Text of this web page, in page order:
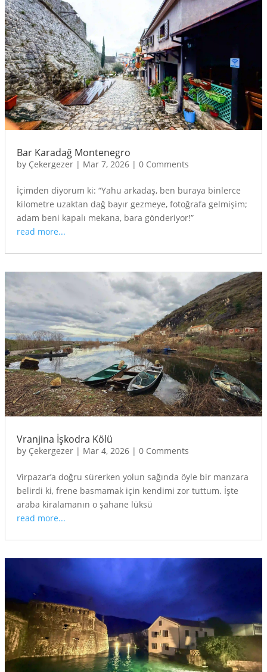
Bar Karadağ Montenegro
by Çekergezer| Mar 7, 2026| 0 Comments
İçimden diyorum ki: “Yahu arkadaş, ben buraya binlerce
kilometre uzaktan dağ bayır gezmeye, fotoğrafa gelmişim;
adam beni kapalı mekana, bara gönderiyor!”
read more...
Vranjina İşkodra Kölü
by Çekergezer| Mar 4, 2026| 0 Comments
Virpazar’a doğru sürerken yolun sağında öyle bir manzara
belirdi ki, frene basmamak için kendimi zor tuttum. İşte
araba kiralamanın o şahane lüksü
read more...